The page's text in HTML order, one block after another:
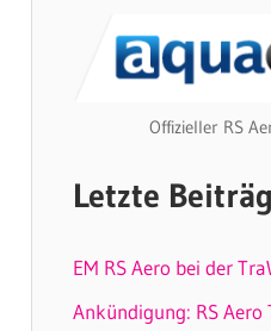
Offizieller RS
Letzte
EM RS Aero bei der
Ankündigung: RS